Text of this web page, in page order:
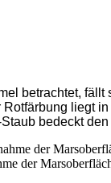
betrachtet,
liegt
bedeckt
der